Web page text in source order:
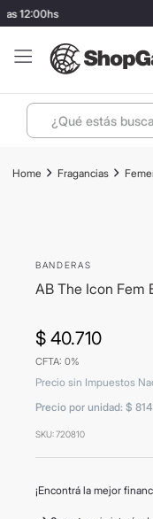
12:00hs
¿Qué estás
Fragancias
BANDERAS
AB The Icon Fem
$ 40.710
CFTA: 0%
Precio sin Impuestos
Precio por unidad: $
SKU:720810
¡Encontrá la mejor
4. ray ban
6. bressia
7. hugo boss
8. mochila
9. termo